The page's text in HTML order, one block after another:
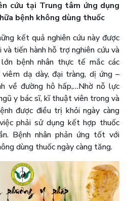
cứu tại Trung tâm ứng dụng
bệnh không dùng thuốc
kết quả nghiên cứu này được
tiến hành hỗ trợ nghiên cứu và
bệnh nhân thực tế mắc các
dạ dày, đại tràng, dị ứng –
về đường hô hấp,…Nhờ nỗ lực
y bác sĩ, kĩ thuật viên trong và
được điều trị khỏi ngày càng
phải sử dụng kết hợp thuốc
Bệnh nhân phản ứng tốt với
dùng thuốc ngày càng tăng.